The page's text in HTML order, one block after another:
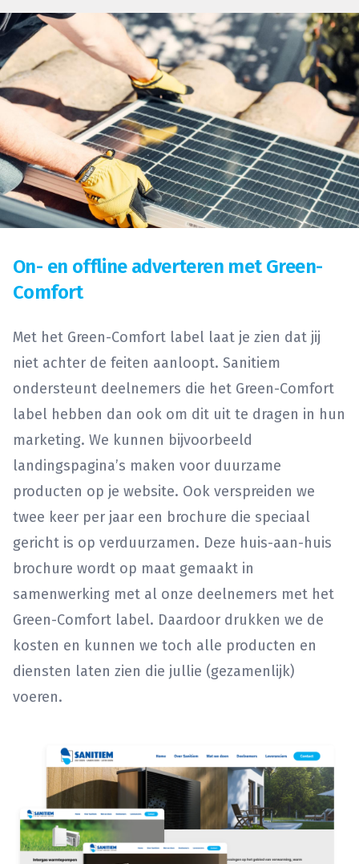
On- en offline adverteren met Green-
Comfort
Met het Green-Comfort label laat je zien dat jij
niet achter de feiten aanloopt. Sanitiem
ondersteunt deelnemers die het Green-Comfort
label hebben dan ook om dit uit te dragen in hun
marketing. We kunnen bijvoorbeeld
landingspagina’s maken voor duurzame
producten op je website. Ook verspreiden we
twee keer per jaar een brochure die speciaal
gericht is op verduurzamen. Deze huis-aan-huis
brochure wordt op maat gemaakt in
samenwerking met al onze deelnemers met het
Green-Comfort label. Daardoor drukken we de
kosten en kunnen we toch alle producten en
diensten laten zien die jullie (gezamenlijk)
voeren.